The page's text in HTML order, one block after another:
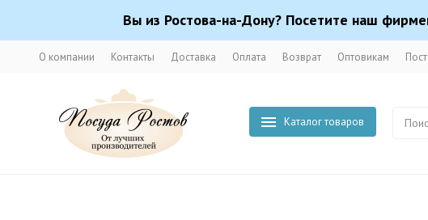
Вы из Ростова-на-Дону? Посетите наш
О компании Контакты Доставка Оплата Возврат Оптовикам
Каталог товаров